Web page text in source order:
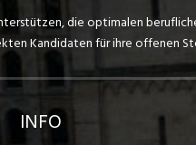
die optimalen
Kandidaten für ihre offenen
INFO